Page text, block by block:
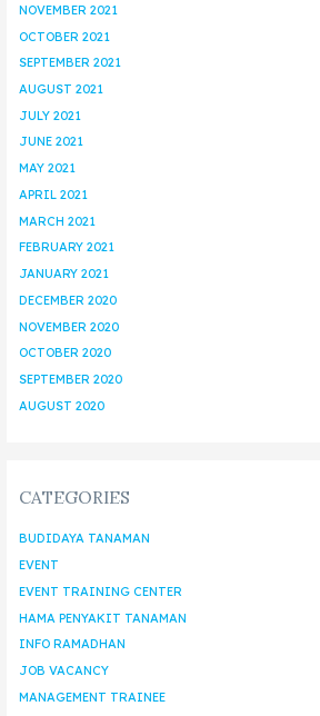
NOVEMBER 2021
OCTOBER 2021
SEPTEMBER 2021
AUGUST 2021
JULY 2021
JUNE 2021
MAY 2021
APRIL 2021
MARCH 2021
FEBRUARY 2021
JANUARY 2021
DECEMBER 2020
NOVEMBER 2020
OCTOBER 2020
SEPTEMBER 2020
AUGUST 2020
CATEGORIES
BUDIDAYA TANAMAN
EVENT
EVENT TRAINING CENTER
HAMA PENYAKIT TANAMAN
INFO RAMADHAN
JOB VACANCY
MANAGEMENT TRAINEE